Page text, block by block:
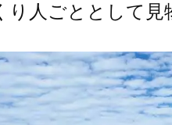
り人ごととして見